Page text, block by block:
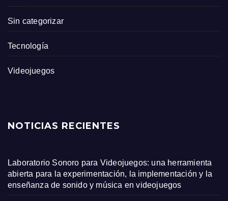
Sin categorizar
Tecnología
Videojuegos
NOTICIAS RECIENTES
Laboratorio Sonoro para Videojuegos: una herramienta
abierta para la experimentación, la implementación y la
enseñanza de sonido y música en videojuegos